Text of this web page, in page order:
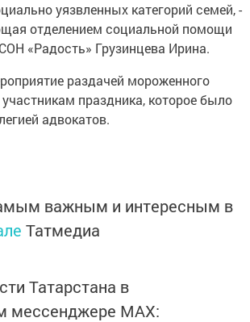
уязвленных категорий семей, -
отделением социальной помощи
«Радость» Грузинцева Ирина.
раздачей мороженного
праздника, которое было
адвокатов.
важным и интересным в
Татмедиа
Татарстана в
мессенджере MАХ: